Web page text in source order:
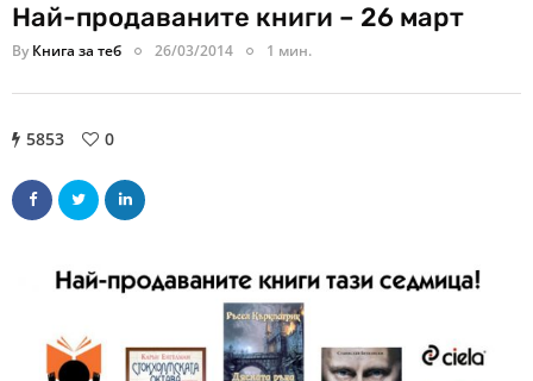
Най-продаваните книги – 26 март
By Книга за теб 26/03/2014 1 мин.
5853 0